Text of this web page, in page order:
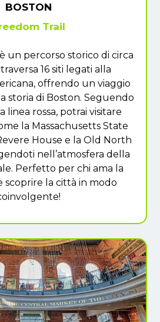
BOSTON
Trail
un percorso storico di circa
16 siti legati alla
offrendo un viaggio
storia di Boston. Seguendo
linea rossa, potrai visitare
la Massachusetts State
House e la Old North
nell’atmosfera della
Perfetto per chi ama la
scoprire la città in modo